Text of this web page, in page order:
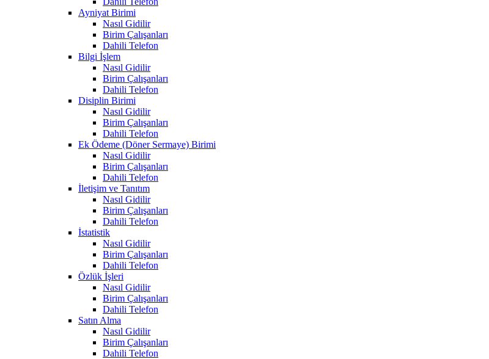
Ayniyat Birimi
Nasıl Gidilir
Birim Çalışanları
Dahili Telefon
Bilgi İşlem
Nasıl Gidilir
Birim Çalışanları
Dahili Telefon
Disiplin Birimi
Nasıl Gidilir
Birim Çalışanları
Dahili Telefon
Ek Ödeme (Döner Sermaye) Birimi
Nasıl Gidilir
Birim Çalışanları
Dahili Telefon
İletişim ve Tanıtım
Nasıl Gidilir
Birim Çalışanları
Dahili Telefon
İstatistik
Nasıl Gidilir
Birim Çalışanları
Dahili Telefon
Özlük İşleri
Nasıl Gidilir
Birim Çalışanları
Dahili Telefon
Satın Alma
Nasıl Gidilir
Birim Çalışanları
Dahili Telefon